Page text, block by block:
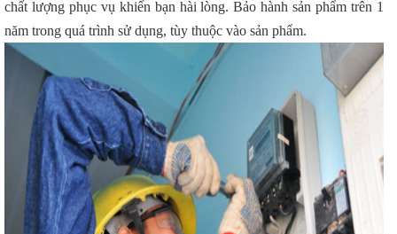
chất lượng phục vụ khiến bạn hài lòng. Bảo hành sản phẩm trên 1
năm trong quá trình sử dụng, tùy thuộc vào sản phẩm.